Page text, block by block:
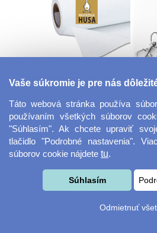
Dekoračná látka
Miranda
fotografie
Vaše súkromie je pre nás
Táto webová stránka používa
používaním všetkých súborov
"Súhlasím". Ak chcete upraviť
tlačidlo "Podrobné nastavenia".
súborov cookie nájdete tu.
Súhlasím
Odmietnuť